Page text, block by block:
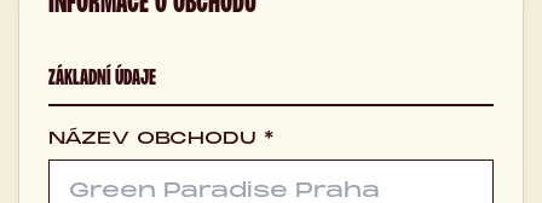
ZÁKLADNÍ ÚDAJE
NÁZEV OBCHODU *